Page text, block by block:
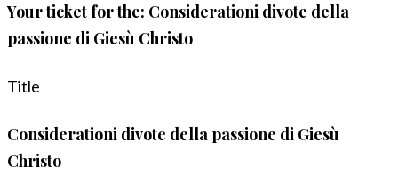
Your ticket for the: Considerationi divote della
passione di Giesù Christo
Title
Considerationi divote della passione di Giesù
Christo